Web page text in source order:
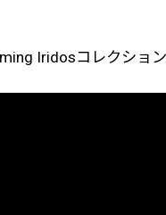
Iridosコレクショ